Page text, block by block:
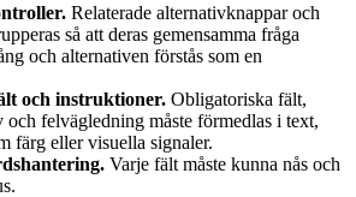
Relaterade alternativknappar och
så att deras gemensamma fråga
och alternativen förstås som en
och instruktioner. Obligatoriska fält,
och felvägledning måste förmedlas i text,
färg eller visuella signaler.
Varje fält måste kunna nås och